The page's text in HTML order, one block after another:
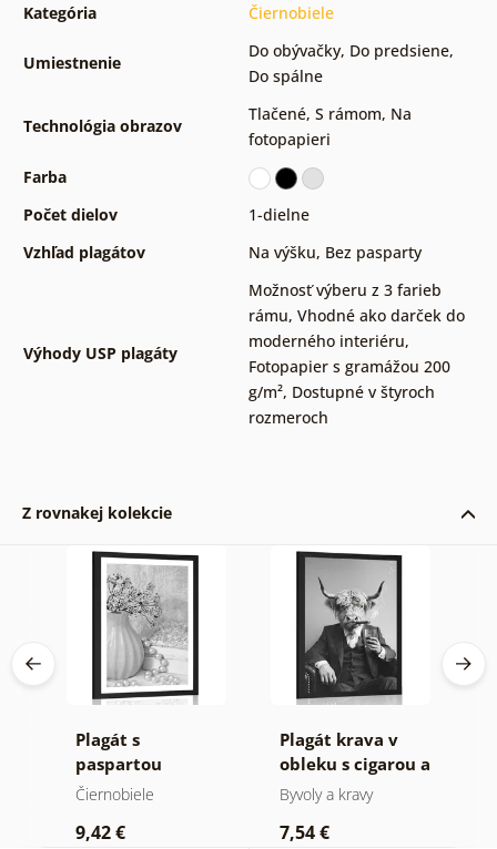
Kategória Čiernobiele
Umiestnenie
Do obývačky, Do predsiene,
Do spálne
Technológia obrazov
Tlačené, S rámom, Na
fotopapieri
Farba
Počet dielov
1-dielne
Vzhľad plagátov
Na výšku, Bez pasparty
Výhody USP plagáty
Možnosť výberu z 3 farieb
rámu, Vhodné ako darček do
moderného interiéru,
Fotopapier s gramážou 200
g/m², Dostupné v štyroch
rozmeroch
Z rovnakej kolekcie
Plagát s
paspartou
luxusné zátišie v
prevedení
Čiernobiele
9,42 €
Plagát krava v
obleku s cigarou a
whiskey
Byvoly a kravy
7,54 €